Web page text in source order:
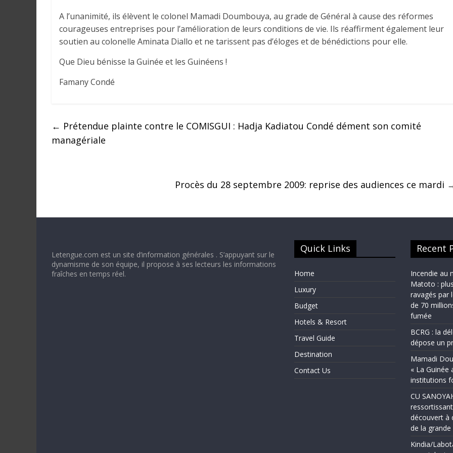
A l’unanimité, ils élèvent le colonel Mamadi Doumbouya, au grade de Général à cause des réformes
courageuses entreprises pour l’amélioration de leurs conditions de vie. Ils réaffirment également leur
soutien au colonelle Aminata Diallo et ne tarissent pas d’éloges et de bénédictions pour elle.
Que Dieu bénisse la Guinée et les Guinéens !
Famany Condé
← Prétendue plainte contre le COMISGUI : Hadja Kadiatou Condé dément son comité
managériale
Procès du 28 septembre 2009: reprise des audiences ce mardi
Letengue.com est un site d’information générales . S’appuyant sur le
dynamisme de son équipe, il propose à ses lecteurs les informations
fraîches en temps réel.
Quick Links
Home
Luxury
Budget
Hotels & Resort
Travel Guide
Destination
Contact Us
Recent
Incendie au
Matoto :
ravagés par
de 70
fumée
BCRG : la
dépose un
Mamadi
« La Guinée
institutions
CU
découvert à
de la
Kindia/